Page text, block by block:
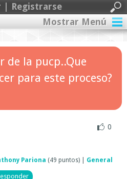
| Registrarse
Mostrar Menú
de la pucp..Que
para este proceso?
0
Pariona (49 puntos) General